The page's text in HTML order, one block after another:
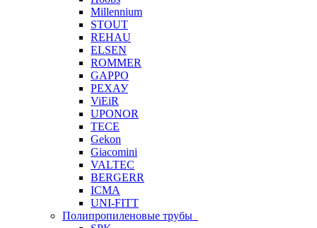
Millennium
STOUT
REHAU
ELSEN
ROMMER
GAPPO
РЕХАУ
ViEiR
UPONOR
TECE
Gekon
Giacomini
VALTEC
BERGERR
ICMA
UNI-FITT
Полипропиленовые трубы